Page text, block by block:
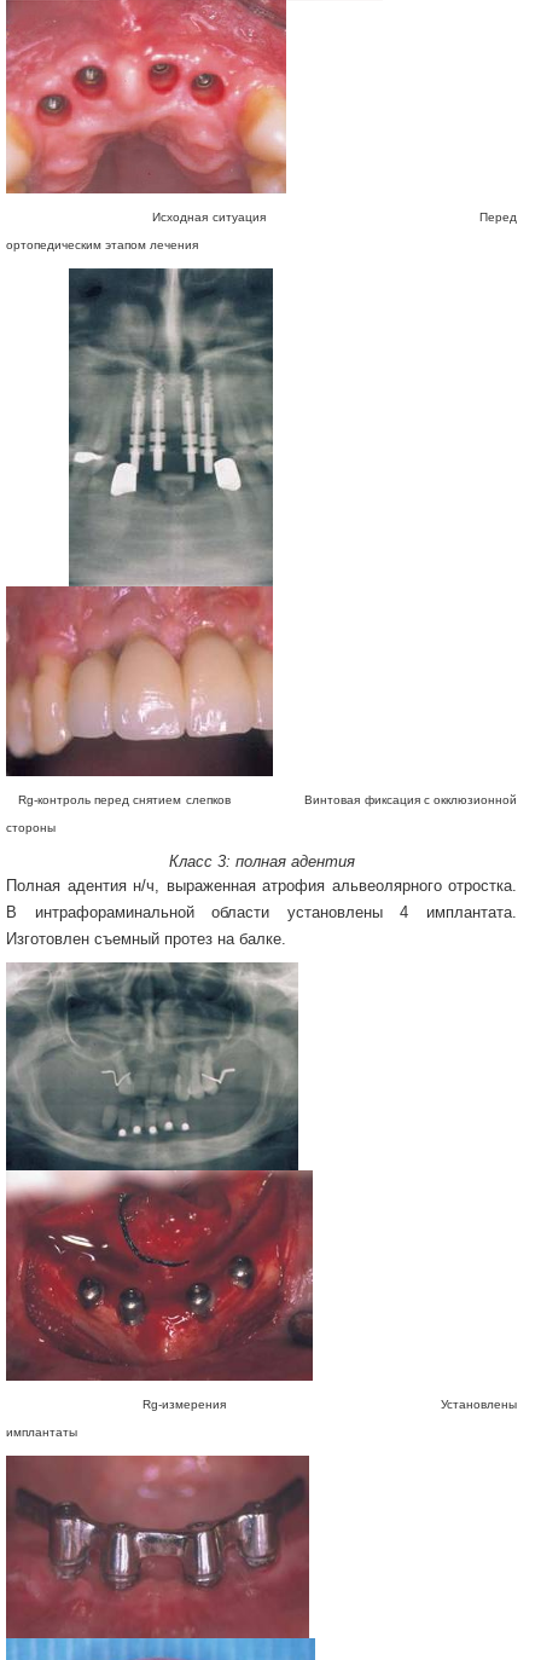
Исходная ситуация Перед
ортопедическим этапом лечения
Rg-контроль перед снятием слепков Винтовая фиксация с окклюзионной
стороны
Класс 3: полная адентия
Полная адентия н/ч, выраженная атрофия альвеолярного отростка.
В интрафораминальной области установлены 4 имплантата.
Изготовлен съемный протез на балке.
Rg-измерения Установлены
имплантаты